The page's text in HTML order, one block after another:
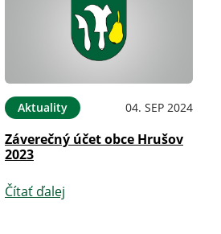
Aktuality 04. SEP 2024
Záverečný účet obce Hrušov
2023
Čítať ďalej